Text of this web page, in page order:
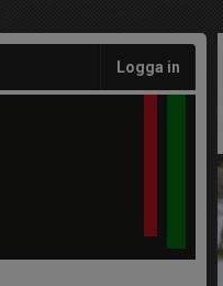
Logga in